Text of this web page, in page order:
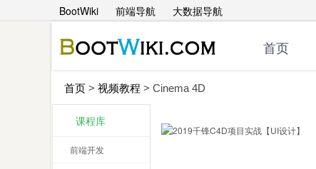
BootWiki 前端导航 大数据导航
首页
首页 > 视频教程 > Cinema 4D
课程库
前端开发